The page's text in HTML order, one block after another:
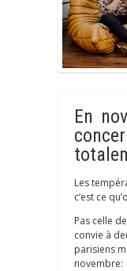
En
Les
c’est ce
Pas celle
convie à
parisiens
novembre: